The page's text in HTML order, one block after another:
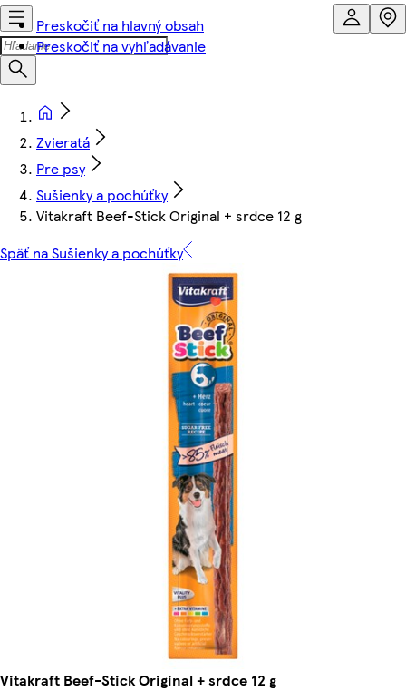
Preskočiť na hlavný obsah
Preskočiť na vyhľadávanie
Zvieratá
Pre psy
Sušienky a pochúťky
Vitakraft Beef-Stick Original + srdce 12 g
Späť na Sušienky a pochúťky
Vitakraft Beef-Stick Original + srdce 12 g